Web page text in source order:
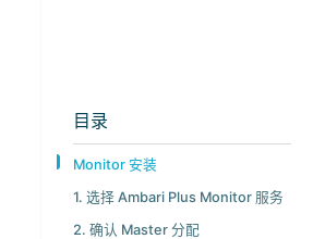
目录
Monitor 安装
1. 选择 Ambari Plus Monitor 服务
2. 确认 Master 分配